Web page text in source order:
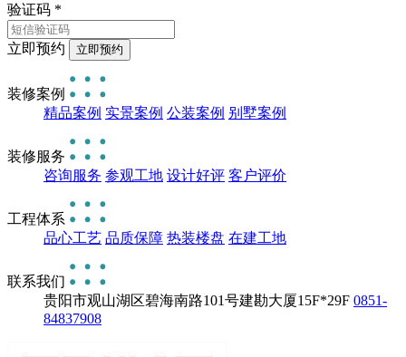
验证码 *
立即预约
装修案例
精品案例 实景案例 公装案例 别墅案例
装修服务
咨询服务 参观工地 设计好评 客户评价
工程体系
品心工艺 品质保障 热装楼盘 在建工地
联系我们
贵阳市观山湖区碧海南路101号建勘大厦15F*29F 0851-
84837908